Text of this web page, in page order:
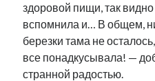
здоровой пищи, так
вспомнила и… В общем,
березки тама не
все понадкусывала! —
странной радостью.